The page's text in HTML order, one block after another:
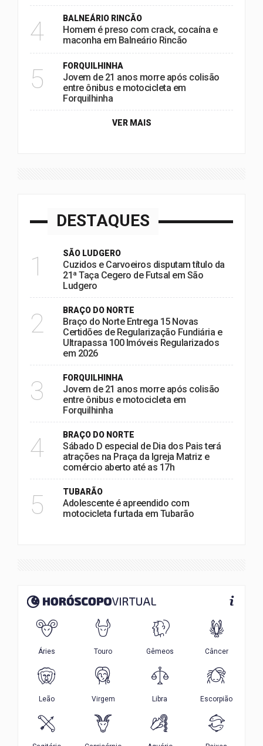
4 BALNEÁRIO RINCÃO
Homem é preso com crack, cocaína e
maconha em Balneário Rincão
5 FORQUILHINHA
Jovem de 21 anos morre após colisão
entre ônibus e motocicleta em
Forquilhinha
VER MAIS
DESTAQUES
1 SÃO LUDGERO
Cuzidos e Carvoeiros disputam título da
21ª Taça Cegero de Futsal em São
Ludgero
2 BRAÇO DO NORTE
Braço do Norte Entrega 15 Novas
Certidões de Regularização Fundiária e
Ultrapassa 100 Imóveis Regularizados
em 2026
3 FORQUILHINHA
Jovem de 21 anos morre após colisão
entre ônibus e motocicleta em
Forquilhinha
4 BRAÇO DO NORTE
Sábado D especial de Dia dos Pais terá
atrações na Praça da Igreja Matriz e
comércio aberto até as 17h
5 TUBARÃO
Adolescente é apreendido com
motocicleta furtada em Tubarão